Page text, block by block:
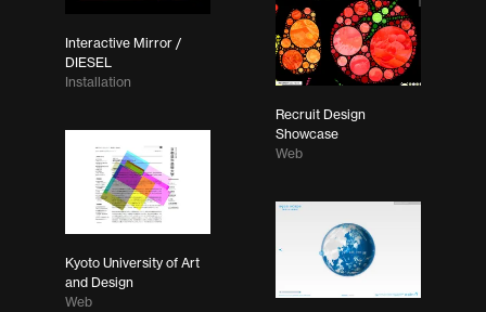
Interactive Mirror /
DIESEL
Installation
Recruit Design
Showcase
Web
Kyoto University of Art
and Design
Web